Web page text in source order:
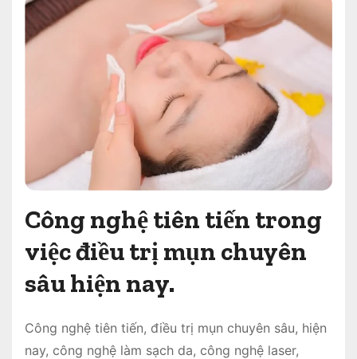
Công nghệ tiên tiến trong
việc điều trị mụn chuyên
sâu hiện nay.
Công nghệ tiên tiến, điều trị mụn chuyên sâu, hiện
nay, công nghệ làm sạch da, công nghệ laser,